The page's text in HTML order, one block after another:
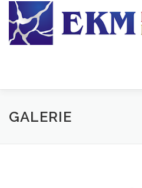
Skip to content
GALERIE